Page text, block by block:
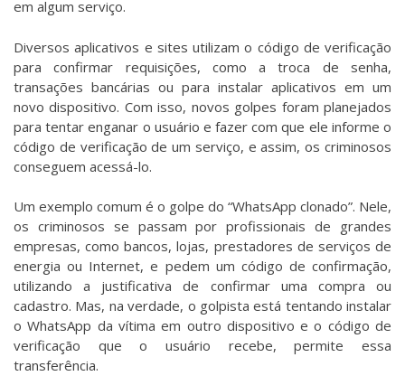
em algum serviço.
Diversos aplicativos e sites utilizam o código de verificação
para confirmar requisições, como a troca de senha,
transações bancárias ou para instalar aplicativos em um
novo dispositivo. Com isso, novos golpes foram planejados
para tentar enganar o usuário e fazer com que ele informe o
código de verificação de um serviço, e assim, os criminosos
conseguem acessá-lo.
Um exemplo comum é o golpe do “WhatsApp clonado”. Nele,
os criminosos se passam por profissionais de grandes
empresas, como bancos, lojas, prestadores de serviços de
energia ou Internet, e pedem um código de confirmação,
utilizando a justificativa de confirmar uma compra ou
cadastro. Mas, na verdade, o golpista está tentando instalar
o WhatsApp da vítima em outro dispositivo e o código de
verificação que o usuário recebe, permite essa
transferência.